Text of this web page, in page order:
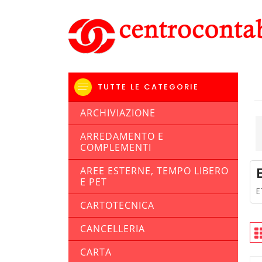
TUTTE LE CATEGORIE
ARCHIVIAZIONE
ARREDAMENTO E
COMPLEMENTI
AREE ESTERNE, TEMPO LIBERO
E PET
CARTOTECNICA
CANCELLERIA
CARTA